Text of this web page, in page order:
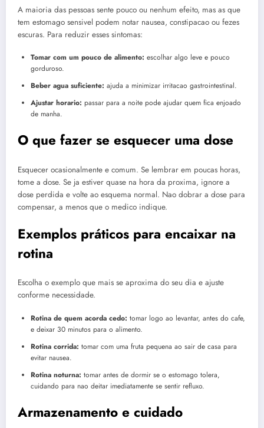
A maioria das pessoas sente pouco ou nenhum efeito, mas as que
tem estomago sensivel podem notar nausea, constipacao ou fezes
escuras. Para reduzir esses sintomas:
Tomar com um pouco de alimento: escolhar algo leve e pouco
gorduroso.
Beber agua suficiente: ajuda a minimizar irritacao gastrointestinal.
Ajustar horario: passar para a noite pode ajudar quem fica enjoado
de manha.
O que fazer se esquecer uma dose
Esquecer ocasionalmente e comum. Se lembrar em poucas horas,
tome a dose. Se ja estiver quase na hora da proxima, ignore a
dose perdida e volte ao esquema normal. Nao dobrar a dose para
compensar, a menos que o medico indique.
Exemplos práticos para encaixar na
rotina
Escolha o exemplo que mais se aproxima do seu dia e ajuste
conforme necessidade.
Rotina de quem acorda cedo: tomar logo ao levantar, antes do cafe,
e deixar 30 minutos para o alimento.
Rotina corrida: tomar com uma fruta pequena ao sair de casa para
evitar nausea.
Rotina noturna: tomar antes de dormir se o estomago tolera,
cuidando para nao deitar imediatamente se sentir refluxo.
Armazenamento e cuidado